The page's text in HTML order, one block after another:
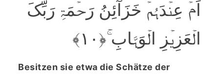
اَمۡ عِنۡدَہُمۡ خَزَآئِنُ رَحۡمَۃِ رَبِّکَ
الۡعَزِیۡزِ الۡوَہَّابِ ۚ﴿۱۰﴾
Besitzen sie etwa die Schätze der